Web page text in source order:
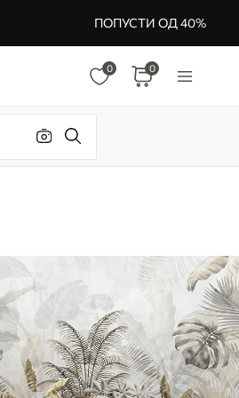
ПОПУСТИ ОД 40%
0 0